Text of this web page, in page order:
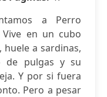
a Perro
Vive en un cubo
huele a sardinas,
de pulgas y su
Y por si fuera
Pero a pesar